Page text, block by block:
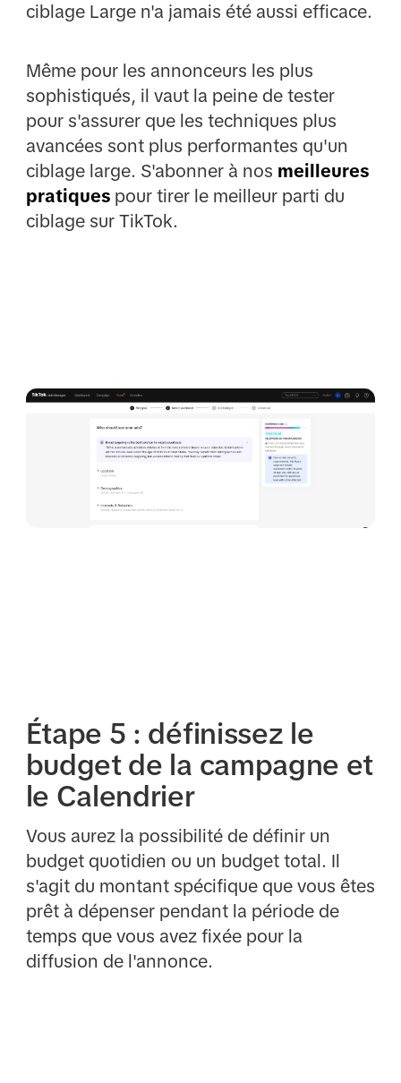
ciblage Large n'a jamais été aussi efficace.
Même pour les annonceurs les plus
sophistiqués, il vaut la peine de tester
pour s'assurer que les techniques plus
avancées sont plus performantes qu'un
ciblage large. S'abonner à nos meilleures
pratiques pour tirer le meilleur parti du
ciblage sur TikTok.
Étape 5 : définissez le
budget de la campagne et
le Calendrier
Vous aurez la possibilité de définir un
budget quotidien ou un budget total. Il
s'agit du montant spécifique que vous êtes
prêt à dépenser pendant la période de
temps que vous avez fixée pour la
diffusion de l'annonce.